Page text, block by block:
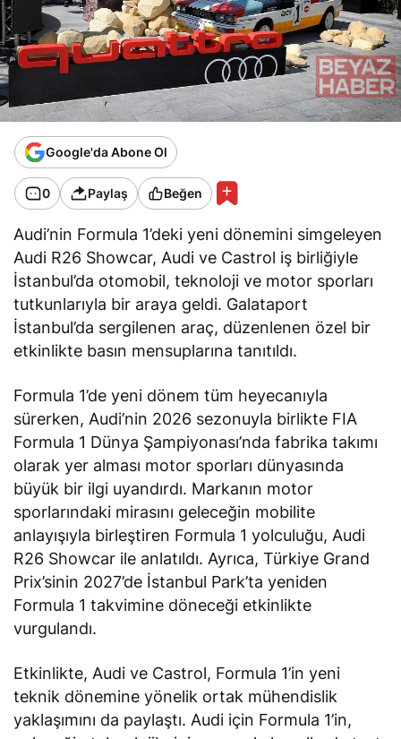
Google'da Abone Ol
0 Paylaş Beğen
Audi’nin Formula 1’deki yeni dönemini simgeleyen
Audi R26 Showcar, Audi ve Castrol iş birliğiyle
İstanbul’da otomobil, teknoloji ve motor sporları
tutkunlarıyla bir araya geldi. Galataport
İstanbul’da sergilenen araç, düzenlenen özel bir
etkinlikte basın mensuplarına tanıtıldı.
Formula 1’de yeni dönem tüm heyecanıyla
sürerken, Audi’nin 2026 sezonuyla birlikte FIA
Formula 1 Dünya Şampiyonası’nda fabrika takımı
olarak yer alması motor sporları dünyasında
büyük bir ilgi uyandırdı. Markanın motor
sporlarındaki mirasını geleceğin mobilite
anlayışıyla birleştiren Formula 1 yolculuğu, Audi
R26 Showcar ile anlatıldı. Ayrıca, Türkiye Grand
Prix’sinin 2027’de İstanbul Park’ta yeniden
Formula 1 takvimine döneceği etkinlikte
vurgulandı.
Etkinlikte, Audi ve Castrol, Formula 1’in yeni
teknik dönemine yönelik ortak mühendislik
yaklaşımını da paylaştı. Audi için Formula 1’in,